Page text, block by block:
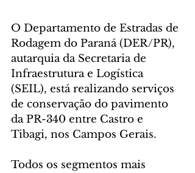
O Departamento de Estradas de
Rodagem do Paraná (DER/PR),
autarquia da Secretaria de
Infraestrutura e Logística
(SEIL), está realizando serviços
de conservação do pavimento
da PR-340 entre Castro e
Tibagi, nos Campos Gerais.
Todos os segmentos mais